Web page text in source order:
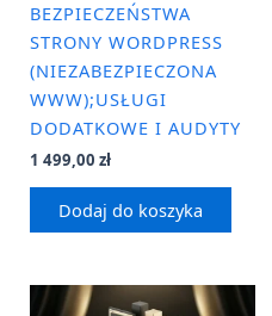
BEZPIECZEŃSTWA
STRONY WORDPRESS
(NIEZABEZPIECZONA
WWW);USŁUGI
DODATKOWE I AUDYTY
1 499,00 zł
Dodaj do koszyka